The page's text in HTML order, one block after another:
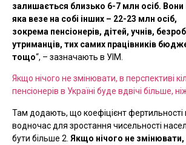
залишається близько 6-7 млн осіб. Вони
яка везе на собі інших – 22-23 млн осіб,
зокрема пенсіонерів, дітей, учнів,
утриманців, тих самих працівників
тощо“, – зазначають в УІМ.
Якщо нічого не змінювати, в перспективі
пенсіонерів в Україні буде вдвічі більше,
Там додають, що коефіцієнт
водночас для зростання чисельності
бути більше 2. Якщо нічого не змінювати,